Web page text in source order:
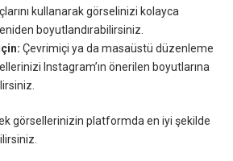
kullanarak görselinizi kolayca
boyutlandırabilirsiniz.
Çevrimiçi ya da masaüstü düzenleme
Instagram’ın önerilen boyutlarına
görsellerinizin platformda en iyi şekilde